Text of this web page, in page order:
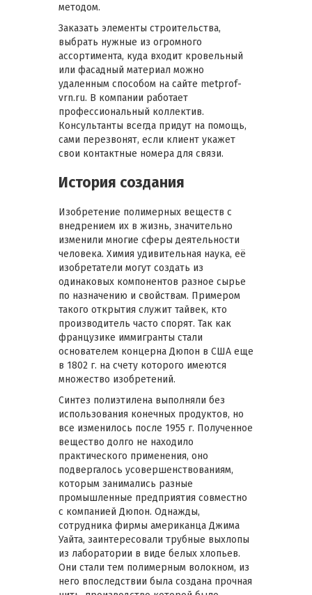
методом.
Заказать элементы строительства,
выбрать нужные из огромного
ассортимента, куда входит кровельный
или фасадный материал можно
удаленным способом на сайте metprof-
vrn.ru. В компании работает
профессиональный коллектив.
Консультанты всегда придут на помощь,
сами перезвонят, если клиент укажет
свои контактные номера для связи.
История создания
Изобретение полимерных веществ с
внедрением их в жизнь, значительно
изменили многие сферы деятельности
человека. Химия удивительная наука, её
изобретатели могут создать из
одинаковых компонентов разное сырье
по назначению и свойствам. Примером
такого открытия служит тайвек, кто
производитель часто спорят. Так как
французике иммигранты стали
основателем концерна Дюпон в США еще
в 1802 г. на счету которого имеются
множество изобретений.
Синтез полиэтилена выполняли без
использования конечных продуктов, но
все изменилось после 1955 г. Полученное
вещество долго не находило
практического применения, оно
подвергалось усовершенствованиям,
которым занимались разные
промышленные предприятия совместно
с компанией Дюпон. Однажды,
сотрудника фирмы американца Джима
Уайта, заинтересовали трубные выхлопы
из лаборатории в виде белых хлопьев.
Они стали тем полимерным волокном, из
него впоследствии была создана прочная